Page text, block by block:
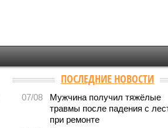
ПОСЛЕДНИЕ НОВОСТИ
07/08
Мужчина получил тяжёлые
травмы после падения с
при ремонте